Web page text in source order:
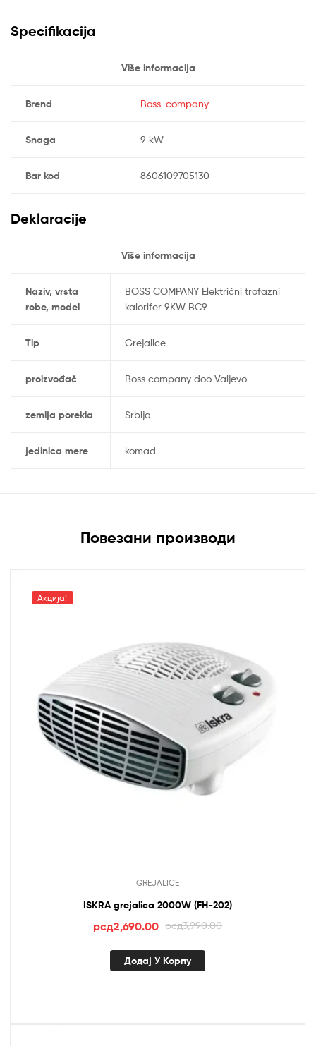
Specifikacija
Više informacija
Brend Boss-company
Snaga 9 kW
Bar kod 8606109705130
Deklaracije
Više informacija
Naziv, vrsta
robe, model
BOSS COMPANY Električni trofazni
kalorifer 9KW BC9
Tip Grejalice
proizvođač Boss company doo Valjevo
zemlja porekla Srbija
jedinica mere komad
Повезани производи
Акција!
GREJALICE
ISKRA grejalica 2000W (FH-202)
рсд3,990.00
Оригинална
је
рсд2,690.00Тренутна
је:
Додај У Корпу